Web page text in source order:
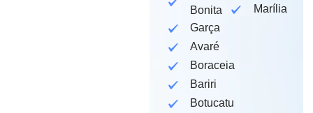
Bonita
Marília
Garça
Avaré
Boraceia
Bariri
Botucatu